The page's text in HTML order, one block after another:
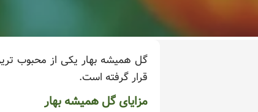
گل همیشه بهار یکی از محبوب
قرار گرفته است.
مزایای گل همیشه بهار